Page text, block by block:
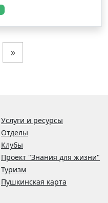
Услуги и ресурсы
Отделы
Клубы
Проект "Знания для жизни"
Туризм
Пушкинская карта